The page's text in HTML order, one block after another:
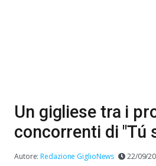
Un gigliese tra i
concorrenti di "Tú
Autore:Redazione GiglioNews 22/09/